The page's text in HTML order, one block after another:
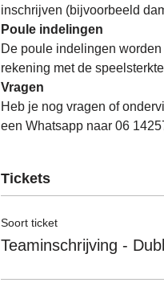
inschrijven (bijvoorbeeld
Poule indelingen
De poule indelingen
rekening met de
Vragen
Heb je nog vragen of
een Whatsapp naar 06
Tickets
Soort ticket
Teaminschrijving -